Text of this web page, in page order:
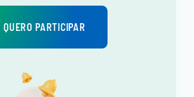
QUERO PARTICIPAR